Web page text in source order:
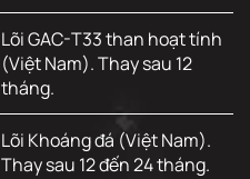
Lõi GAC-T33 than hoạt tính
(Việt Nam). Thay sau 12
tháng.
Lõi Khoáng đá (Việt Nam).
Thay sau 12 đến 24 tháng.